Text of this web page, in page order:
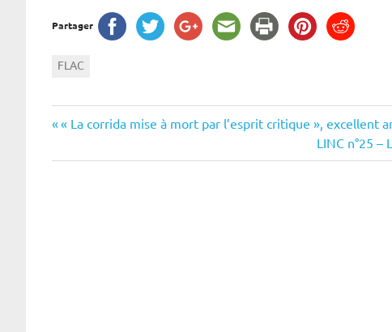
Partager
FLAC
Navigation
de
Previous
« La corrida mise à mort par l’esprit critique », excellent
Next
Post:
LINC n°25